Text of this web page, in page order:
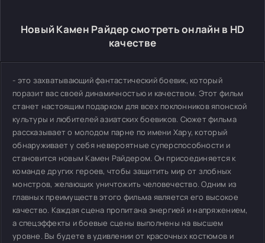
Новый Камен Райдер смотреть онлайн в HD
качестве
- это захватывающий фантастический боевик, который
поразит вас своей динамичностью и качеством. Этот фильм
станет настоящим подарком для всех поклонников японской
культуры и любителей азиатских боевиков. Сюжет фильма
рассказывает о молодом парне по имени Хару, который
обнаруживает у себя невероятные суперспособности и
становится новым Камен Райдером. Он присоединяется к
команде других героев, чтобы защитить мир от злобных
монстров, желающих уничтожить человечество. Одним из
главных преимуществ этого фильма является его высокое
качество. Каждая сцена пропитана энергией и напряжением,
а спецэффекты и боевые сцены выполнены на высшем
уровне. Вы будете в удивлении от красочных костюмов и